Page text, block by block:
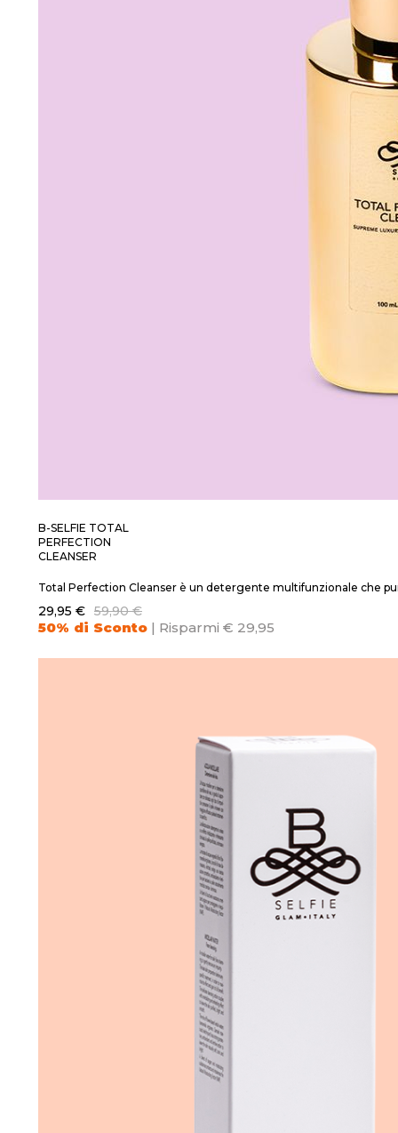
B-SELFIE TOTAL
PERFECTION
CLEANSER
Total Perfection Cleanser è un detergente multifunzionale che
29,95 € 59,90 €
50% di Sconto | Risparmi € 29,95